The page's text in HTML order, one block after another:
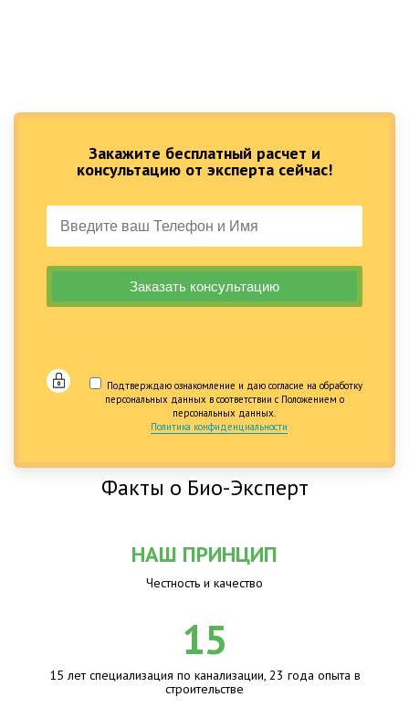
Закажите бесплатный расчет и
консультацию от эксперта сейчас!
Подтверждаю ознакомление и даю согласие на обработку
персональных данных в соответствии с Положением о
персональных данных.
Политика конфиденциальности
Факты о Био-Эксперт
НАШ ПРИНЦИП
Честность и качество
15
15 лет специализация по канализации, 23 года опыта в
строительстве